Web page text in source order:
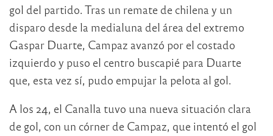
gol del partido. Tras un remate de chilena y un
disparo desde la medialuna del área del extremo
Gaspar Duarte, Campaz avanzó por el costado
izquierdo y puso el centro buscapié para Duarte
que, esta vez sí, pudo empujar la pelota al gol.
A los 24, el Canalla tuvo una nueva situación clara
de gol, con un córner de Campaz, que intentó el gol